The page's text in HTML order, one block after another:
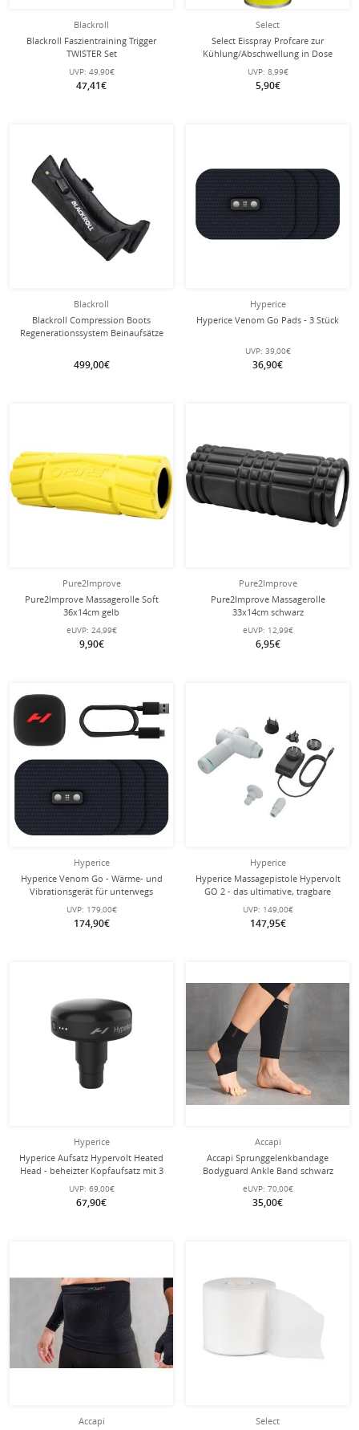
Blackroll
Blackroll Faszientraining Trigger
TWISTER Set
UVP: 49,90€
47,41€
Select
Select Eisspray Profcare zur
Kühlung/Abschwellung in Dose
200ml
UVP: 8,99€
5,90€
Blackroll
Blackroll Compression Boots
Regenerationssystem Beinaufsätze
499,00€
Hyperice
Hyperice Venom Go Pads - 3 Stück
UVP: 39,00€
36,90€
Pure2Improve
Pure2Improve Massagerolle Soft
36x14cm gelb
eUVP: 24,99€
9,90€
Pure2Improve
Pure2Improve Massagerolle
33x14cm schwarz
eUVP: 12,99€
6,95€
Hyperice
Hyperice Venom Go - Wärme- und
Vibrationsgerät für unterwegs
UVP: 179,00€
174,90€
Hyperice
Hyperice Massagepistole Hypervolt
GO 2 - das ultimative, tragbare
Perkussionsmassagegerät - (2
Aufsätze) weiss
UVP: 149,00€
147,95€
Hyperice
Hyperice Aufsatz Hypervolt Heated
Head - beheizter Kopfaufsatz mit 3
Wärmestufen
UVP: 69,00€
67,90€
Accapi
Accapi Sprunggelenkbandage
Bodyguard Ankle Band schwarz
eUVP: 70,00€
35,00€
Accapi
Select